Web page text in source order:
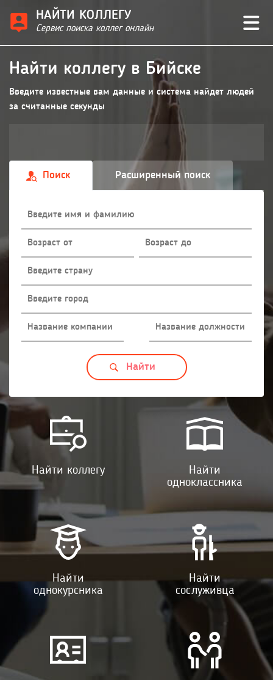
НАЙТИ КОЛЛЕГУ
Сервис поиска коллег онлайн
Найти коллегу в Бийске
Введите известные вам данные и система найдет людей
за считанные секунды
Поиск Расширенный поиск
Найти коллегу
Найти
одноклассника
Найти
однокурсника
Найти
сослуживца